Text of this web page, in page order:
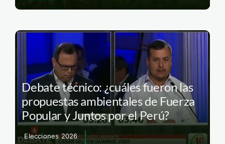
Debate técnico: ¿cuáles fueron las
propuestas ambientales de Fuerza
Popular y Juntos por el Perú?
Elecciones 2026